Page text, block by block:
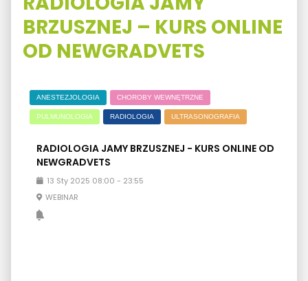
BRZUSZNEJ – KURS ONLINE
OD NEWGRADVETS
ANESTEZJOLOGIA CHOROBY WEWNĘTRZNE
PULMUNOLOGIA RADIOLOGIA ULTRASONOGRAFIA
RADIOLOGIA JAMY BRZUSZNEJ - KURS ONLINE OD
NEWGRADVETS
13 Sty 2025 08:00 - 23:55
WEBINAR